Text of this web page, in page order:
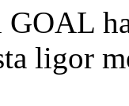
ligor